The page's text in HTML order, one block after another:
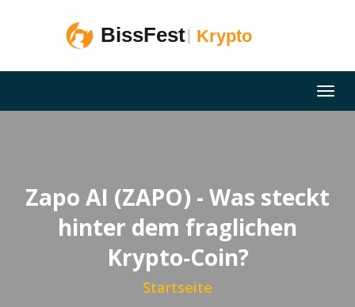
Zapo AI (ZAPO) - Was steckt
hinter dem fraglichen
Krypto‑Coin?
Startseite